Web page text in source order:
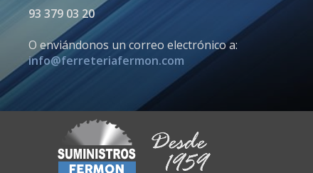
93 379 03 20
O enviándonos un correo electrónico a:
info@ferreteriafermon.com